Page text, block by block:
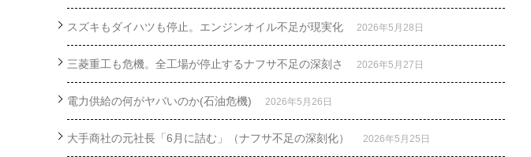
スズキもダイハツも停止。エンジンオイル不足が現実化 2026年5月28日
三菱重工も危機。全工場が停止するナフサ不足の深刻さ 2026年5月27日
電力供給の何がヤバいのか(石油危機) 2026年5月26日
大手商社の元社長「6月に詰む」（ナフサ不足の深刻化） 2026年5月25日